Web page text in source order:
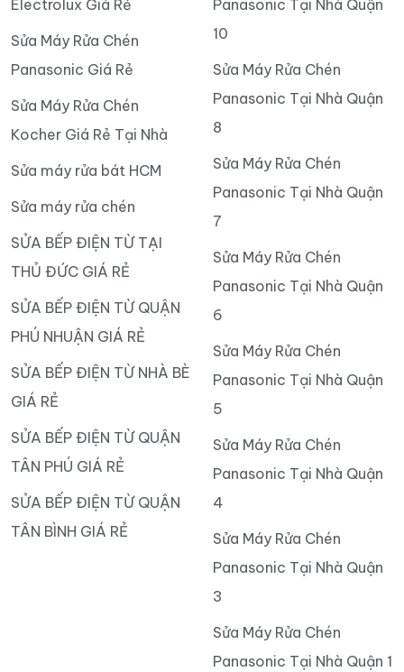
Electrolux Giá Rẻ
Sửa Máy Rửa Chén
Panasonic Giá Rẻ
Sửa Máy Rửa Chén
Kocher Giá Rẻ Tại Nhà
Sửa máy rửa bát HCM
Sửa máy rửa chén
SỬA BẾP ĐIỆN TỪ TẠI
THỦ ĐỨC GIÁ RẺ
SỬA BẾP ĐIỆN TỪ QUẬN
PHÚ NHUẬN GIÁ RẺ
SỬA BẾP ĐIỆN TỪ NHÀ BÈ
GIÁ RẺ
SỬA BẾP ĐIỆN TỪ QUẬN
TÂN PHÚ GIÁ RẺ
SỬA BẾP ĐIỆN TỪ QUẬN
TÂN BÌNH GIÁ RẺ
Panasonic Tại Nhà Quận
10
Sửa Máy Rửa Chén
Panasonic Tại Nhà Quận
8
Sửa Máy Rửa Chén
Panasonic Tại Nhà Quận
7
Sửa Máy Rửa Chén
Panasonic Tại Nhà Quận
6
Sửa Máy Rửa Chén
Panasonic Tại Nhà Quận
5
Sửa Máy Rửa Chén
Panasonic Tại Nhà Quận
4
Sửa Máy Rửa Chén
Panasonic Tại Nhà Quận
3
Sửa Máy Rửa Chén
Panasonic Tại Nhà Quận 1